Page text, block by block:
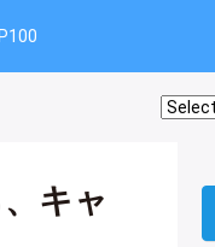
キャ